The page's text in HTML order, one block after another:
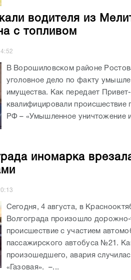
водителя из
с топливом
В Ворошиловском районе
уголовное дело по факту
имущества. Как передает
квалифицировали происшествие
РФ – «Умышленное уничтожение
иномарка
Сегодня, 4 августа, в
Волгограда произошло дорожно-
происшествие с участием
пассажирского автобуса №21.
произошедшего, авария
«Газовая». –...